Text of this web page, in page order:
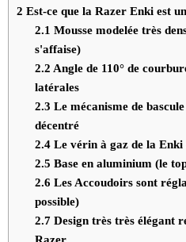
2 Est-ce que la Razer Enki est
2.1 Mousse modelée très
s'affaise)
2.2 Angle de 110° de
latérales
2.3 Le mécanisme de
décentré
2.4Le vérin à gaz de la Enki
2.5 Base en aluminium (le
2.6 Les Accoudoirs sont
possible)
2.7Design très très élégant